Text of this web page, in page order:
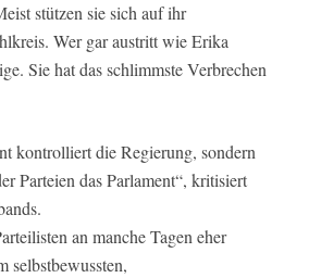
stützen sie sich auf ihr
Wer gar austritt wie Erika
Sie hat das schlimmste Verbrechen
kontrolliert die Regierung, sondern
Parteien das Parlament“, kritisiert
an manche Tagen eher
selbstbewussten,